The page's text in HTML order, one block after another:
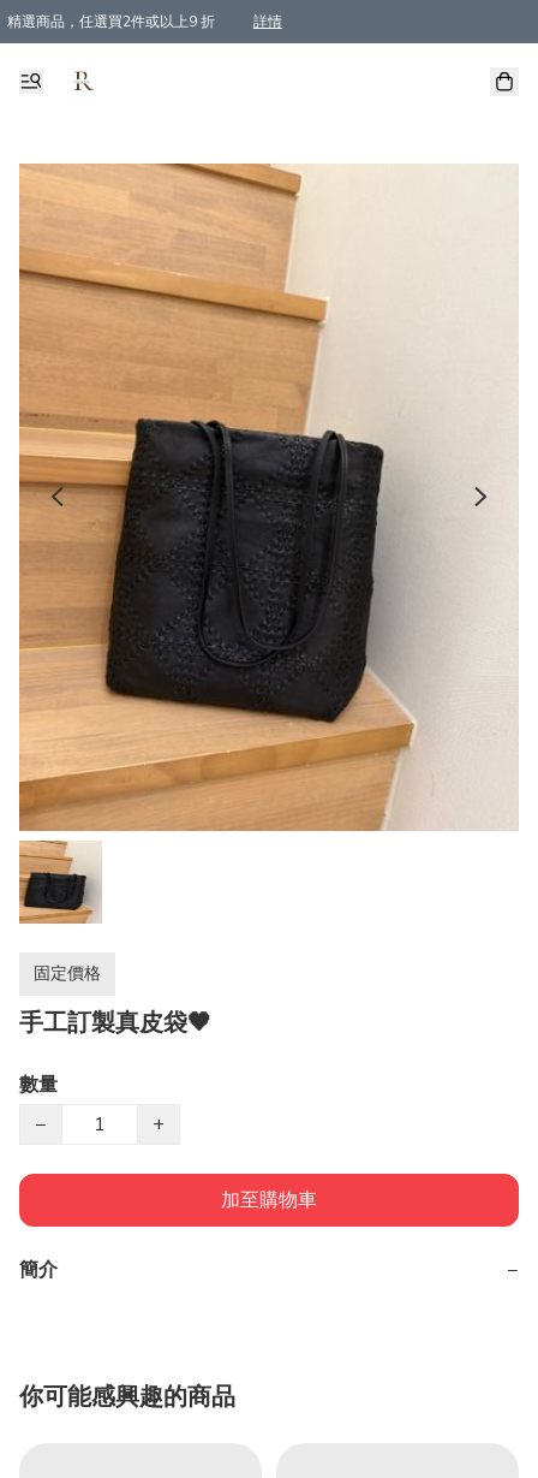
精選商品，任選買2件或以上9 折 詳情
固定價格
手工訂製真皮袋🖤
數量
−
+
加至購物車
簡介 −
你可能感興趣的商品